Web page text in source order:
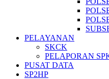
PELAYANAN
SKCK
PELAPORAN
PUSAT DATA
SP2HP